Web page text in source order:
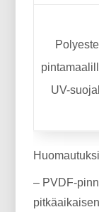
UV-
– PVDF-